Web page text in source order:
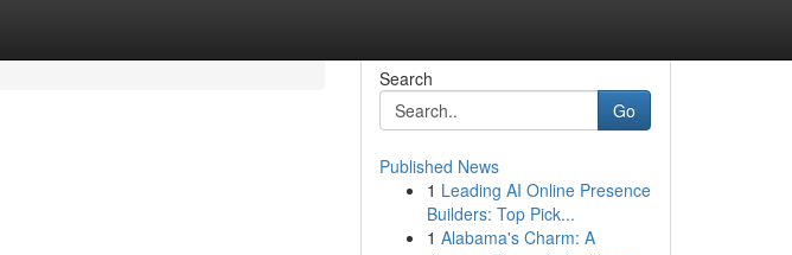
Search
Go
Published News
1 Leading AI Online Presence
Builders: Top Pick...
1 Alabama's Charm: A